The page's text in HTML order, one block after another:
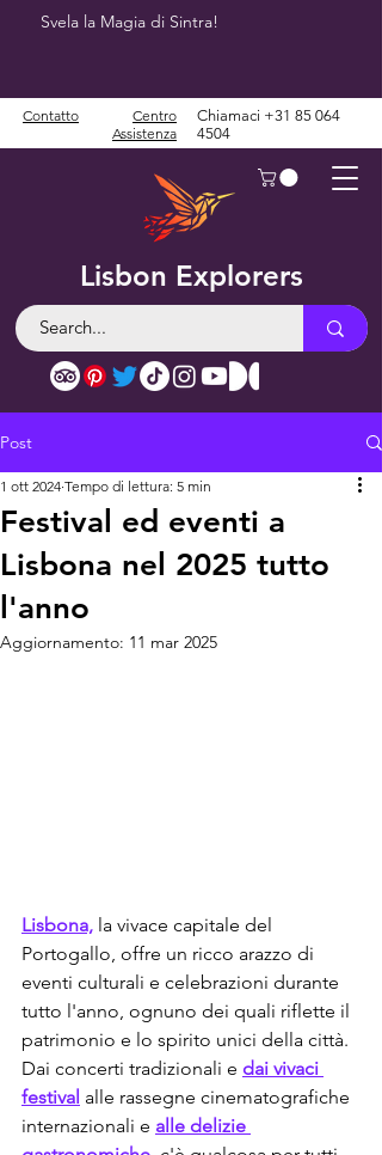
Svela la Magia di Sintra!
Lisbon Explorers
Contatto
Centro
Assistenza
Chiamaci +31 85 064
4504
Post
Festival ed eventi a
Lisbona nel 2025 tutto
l'anno
1 ott 2024 Tempo di lettura: 5 min
Aggiornamento: 11 mar 2025
Lisbona, la vivace capitale del
Portogallo, offre un ricco arazzo di
eventi culturali e celebrazioni durante
tutto l'anno, ognuno dei quali riflette il
patrimonio e lo spirito unici della città.
Dai concerti tradizionali e dai vivaci
festival alle rassegne cinematografiche
internazionali e alle delizie